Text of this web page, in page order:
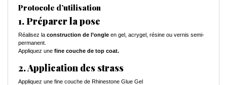
Protocole d’utilisation
1. Préparer la pose
Réalisez la construction de l’ongle en gel, acrygel, résine ou vernis semi-
permanent.
Appliquez une fine couche de top coat.
2. Application des strass
Appliquez une fine couche de Rhinestone Glue Gel